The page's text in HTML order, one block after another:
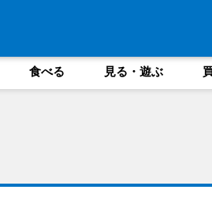
食べる 見る・遊ぶ